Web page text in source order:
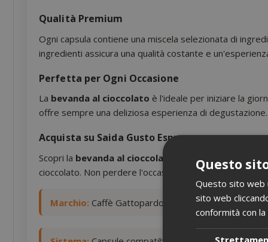
Qualità Premium
Ogni capsula contiene una miscela selezionata di
ingredienti assicura una qualità costante e
Perfetta per Ogni Occasione
La bevanda al cioccolato è l'ideale per iniziare la
offre sempre una deliziosa esperienza di degustazione.
Acquista su Saida Gusto Espresso
Scopri la bevanda al cioccolato
di Caffè
cioccolato. Non perdere l'occasione di goderti questa
Marchio: Caffè Gattopardo-Toda
Questo
Questo sito web
sito web
conformità con